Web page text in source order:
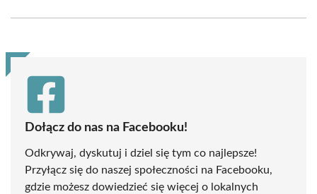
(Twitter)
Dołącz do nas na Facebooku!
Odkrywaj, dyskutuj i dziel się tym co najlepsze!
Przyłącz się do naszej społeczności na Facebooku,
gdzie możesz dowiedzieć się więcej o lokalnych